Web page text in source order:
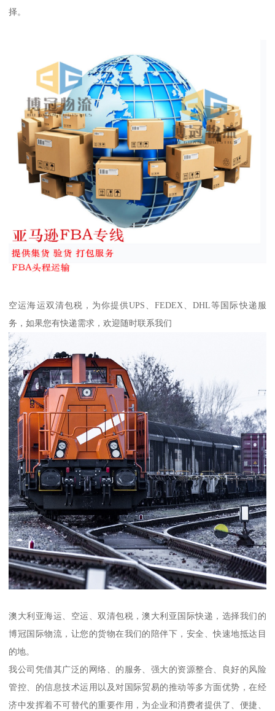
择。
空运海运双清包税，为你提供UPS、FEDEX、DHL等国际快递服
务，如果您有快递需求，欢迎随时联系我们
澳大利亚海运、空运、双清包税，澳大利亚国际快递，选择我们的
博冠国际物流，让您的货物在我们的陪伴下，安全、快速地抵达目
的地。
我公司凭借其广泛的网络、的服务、强大的资源整合、良好的风险
管控、的信息技术运用以及对国际贸易的推动等多方面优势，在经
济中发挥着不可替代的重要作用，为企业和消费者提供了、便捷、